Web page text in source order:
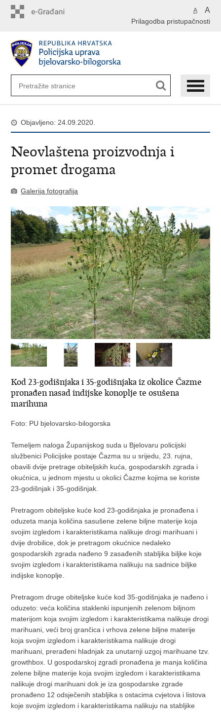
A A
Prilagodba pristupačnosti
Objavljeno: 24.09.2020.
Neovlaštena proizvodnja i
promet drogama
Galerija fotografija
Kod 23-godišnjaka i 35-godišnjaka iz okolice Čazme
pronađen nasad indijske konoplje te osušena
marihuna
Foto: PU bjelovarsko-bilogorska
Temeljem naloga Županijskog suda u Bjelovaru policijski
službenici Policijske postaje Čazma su u srijedu, 23. rujna,
obavili dvije pretrage obiteljskih kuća, gospodarskih zgrada i
okućnica, u jednom mjestu u okolici Čazme kojima se koriste
23-godišnjak i 35-godišnjak.
Pretragom obiteljske kuće kod 23-godišnjaka je pronađena i
oduzeta manja količina sasušene zelene biljne materije koja
svojim izgledom i karakteristikama nalikuje drogi marihuani i
dvije drobilice, dok je pretragom okućnice nedaleko
gospodarskih zgrada nađeno 9 zasađenih stabljika biljke koje
svojim izgledom i karakteristikama nalikuju na sadnice biljke
indijske konoplje.
Pretragom druge obiteljske kuće kod 35-godišnjaka je nađeno i
oduzeto: veća količina staklenki ispunjenih zelenom biljnom
materijom koja svojim izgledom i karakteristikama nalikuje drogi
marihuani, veći broj grančica i vrhova zelene biljne materije
koja svojim izgledom i karakteristikama nalikuje drogi
marihuani, prerađeni hladnjak za unutarnji uzgoj marihuane tzv.
growthbox. U gospodarskoj zgradi pronađena je manja količina
zelene biljne materije koja svojim izgledom i karakteristikama
nalikuje drogi marihuani dok je iza gospodarske zgrade
pronađeno 12 odsječenih stabljika s ostacima cvjetova i listova
koje svojim izgledom i karakteristikama nalikuju na stabljike